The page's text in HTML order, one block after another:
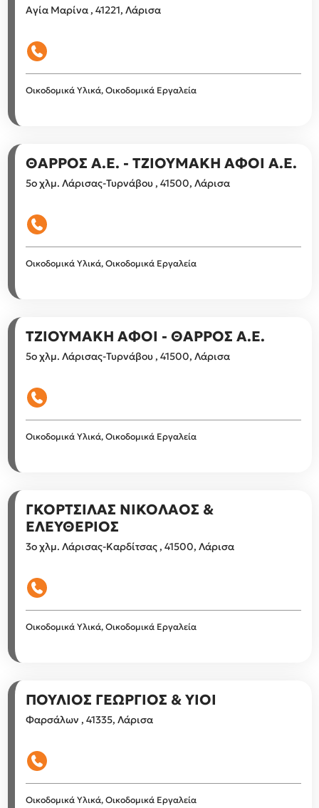
Αγία Μαρίνα , 41221, Λάρισα
Οικοδομικά Υλικά, Οικοδομικά Εργαλεία
ΘΑΡΡΟΣ Α.Ε. - ΤΖΙΟΥΜΑΚΗ ΑΦΟΙ Α.Ε.
5ο χλμ. Λάρισας-Τυρνάβου , 41500, Λάρισα
Οικοδομικά Υλικά, Οικοδομικά Εργαλεία
ΤΖΙΟΥΜΑΚΗ ΑΦΟΙ - ΘΑΡΡΟΣ Α.Ε.
5ο χλμ. Λάρισας-Τυρνάβου , 41500, Λάρισα
Οικοδομικά Υλικά, Οικοδομικά Εργαλεία
ΓΚΟΡΤΣΙΛΑΣ ΝΙΚΟΛΑΟΣ &
ΕΛΕΥΘΕΡΙΟΣ
3ο χλμ. Λάρισας-Καρδίτσας , 41500, Λάρισα
Οικοδομικά Υλικά, Οικοδομικά Εργαλεία
ΠΟΥΛΙΟΣ ΓΕΩΡΓΙΟΣ & ΥΙΟΙ
Φαρσάλων , 41335, Λάρισα
Οικοδομικά Υλικά, Οικοδομικά Εργαλεία